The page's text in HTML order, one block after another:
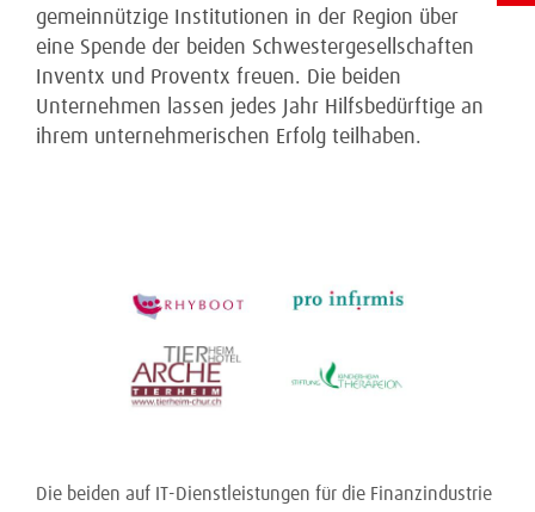
gemeinnützige Institutionen in der Region über
eine Spende der beiden Schwestergesellschaften
Inventx und Proventx freuen. Die beiden
Unternehmen lassen jedes Jahr Hilfsbedürftige an
ihrem unternehmerischen Erfolg teilhaben.
Die beiden auf IT-Dienstleistungen für die Finanzindustrie